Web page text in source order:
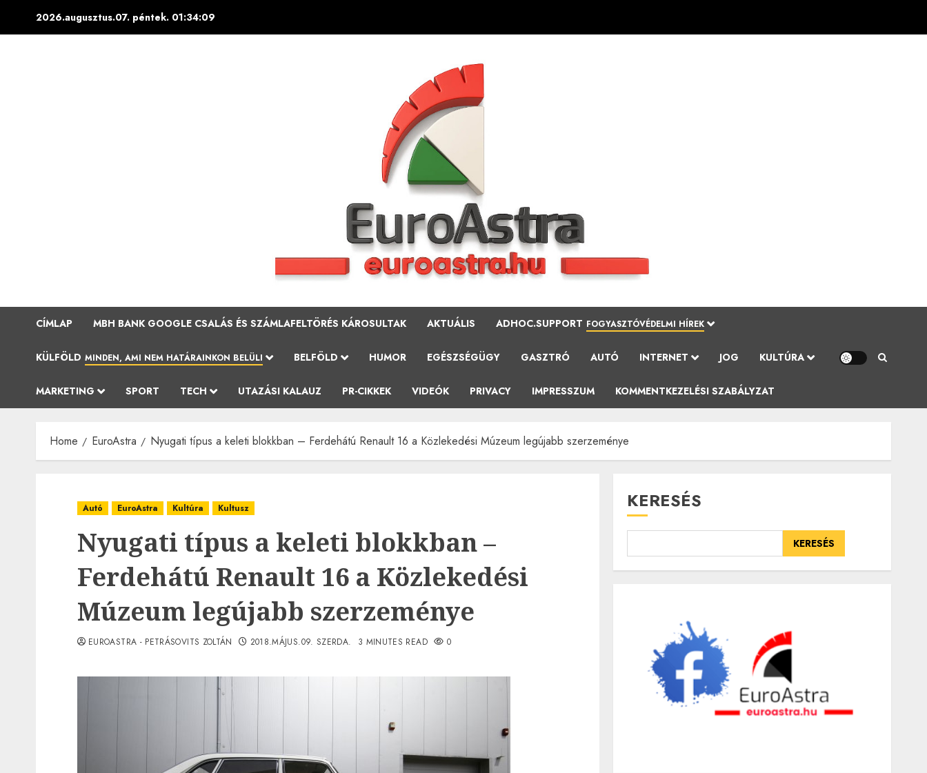
2026.augusztus.07. péntek. 01:34:10
CÍMLAP MBH BANK GOOGLE CSALÁS ÉS SZÁMLAFELTÖRÉS KÁROSULTAK AKTUÁLIS ADHOC.SUPPORT FOGYASZTÓVÉDELMI HÍREK
KÜLFÖLD MINDEN, AMI NEM HATÁRAINKON BELÜLI BELFÖLD HUMOR EGÉSZSÉGÜGY GASZTRÓ AUTÓ INTERNET JOG KULTÚRA
MARKETING SPORT TECH UTAZÁSI KALAUZ PR-CIKKEK VIDEÓK PRIVACY IMPRESSZUM KOMMENTKEZELÉSI SZABÁLYZAT
Home EuroAstra Nyugati típus a keleti blokkban – Ferdehátú Renault 16 a Közlekedési Múzeum legújabb szerzeménye
Autó EuroAstra Kultúra Kultusz
Nyugati típus a keleti blokkban –
Ferdehátú Renault 16 a Közlekedési
Múzeum legújabb szerzeménye
EUROASTRA - PETRÁSOVITS ZOLTÁN 2018.MÁJUS.09. SZERDA. 3 MINUTES READ 0
KERESÉS
KERESÉS